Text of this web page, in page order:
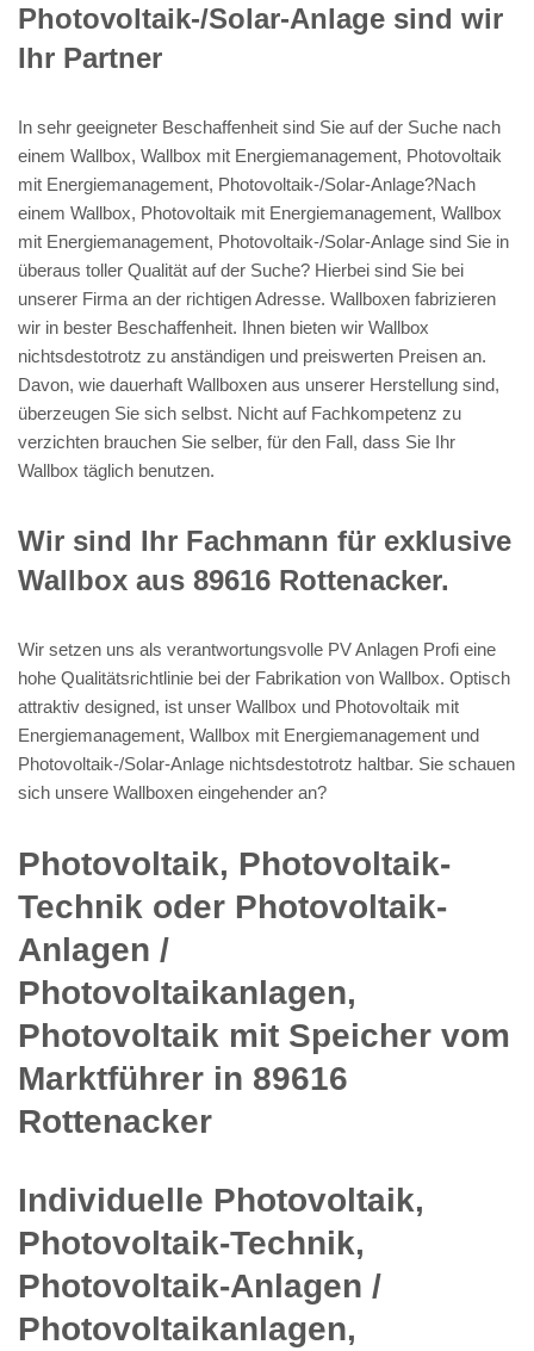
Photovoltaik-/Solar-Anlage sind wir
Ihr Partner
In sehr geeigneter Beschaffenheit sind Sie auf der Suche nach
einem Wallbox, Wallbox mit Energiemanagement, Photovoltaik
mit Energiemanagement, Photovoltaik-/Solar-Anlage?Nach
einem Wallbox, Photovoltaik mit Energiemanagement, Wallbox
mit Energiemanagement, Photovoltaik-/Solar-Anlage sind Sie in
überaus toller Qualität auf der Suche? Hierbei sind Sie bei
unserer Firma an der richtigen Adresse. Wallboxen fabrizieren
wir in bester Beschaffenheit. Ihnen bieten wir Wallbox
nichtsdestotrotz zu anständigen und preiswerten Preisen an.
Davon, wie dauerhaft Wallboxen aus unserer Herstellung sind,
überzeugen Sie sich selbst. Nicht auf Fachkompetenz zu
verzichten brauchen Sie selber, für den Fall, dass Sie Ihr
Wallbox täglich benutzen.
Wir sind Ihr Fachmann für exklusive
Wallbox aus 89616 Rottenacker.
Wir setzen uns als verantwortungsvolle PV Anlagen Profi eine
hohe Qualitätsrichtlinie bei der Fabrikation von Wallbox. Optisch
attraktiv designed, ist unser Wallbox und Photovoltaik mit
Energiemanagement, Wallbox mit Energiemanagement und
Photovoltaik-/Solar-Anlage nichtsdestotrotz haltbar. Sie schauen
sich unsere Wallboxen eingehender an?
Photovoltaik, Photovoltaik-
Technik oder Photovoltaik-
Anlagen /
Photovoltaikanlagen,
Photovoltaik mit Speicher vom
Marktführer in 89616
Rottenacker
Individuelle Photovoltaik,
Photovoltaik-Technik,
Photovoltaik-Anlagen /
Photovoltaikanlagen,